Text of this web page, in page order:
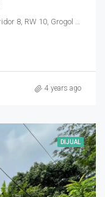
Permata Hijau, Trans Jakarta Busway Koridor 8, RW 10, Grogol Utara, Kebayoran Lama, Jakarta Selatan, Daerah Khusus Ibukota Jakarta, 12210, Indonesia
4 years ago
DIJUAL